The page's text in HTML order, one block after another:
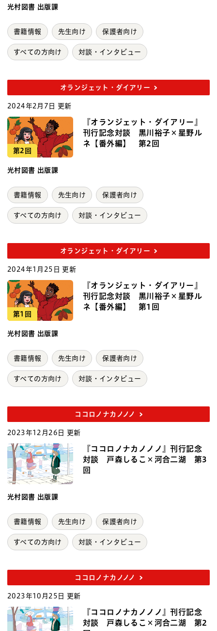
光村図書 出版課
書籍情報 先生向け 保護者向け
すべての方向け 対談・インタビュー
オランジェット・ダイアリー
2024年2月7日 更新
第2回
『オランジェット・ダイアリー』
刊行記念対談 黒川裕子×星野ル
ネ【番外編】 第2回
光村図書 出版課
書籍情報 先生向け 保護者向け
すべての方向け 対談・インタビュー
オランジェット・ダイアリー
2024年1月25日 更新
第1回
『オランジェット・ダイアリー』
刊行記念対談 黒川裕子×星野ル
ネ【番外編】 第1回
光村図書 出版課
書籍情報 先生向け 保護者向け
すべての方向け 対談・インタビュー
ココロノナカノノノ
2023年12月26日 更新
『ココロノナカノノノ』刊行記念
対談 戸森しるこ×河合二湖 第3
回
光村図書 出版課
書籍情報 先生向け 保護者向け
すべての方向け 対談・インタビュー
ココロノナカノノノ
2023年10月25日 更新
『ココロノナカノノノ』刊行記念
対談 戸森しるこ×河合二湖 第2